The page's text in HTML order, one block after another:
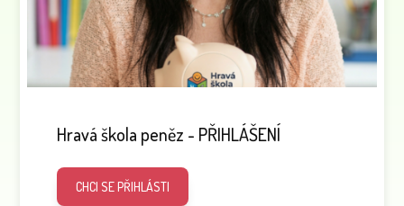
Hravá škola peněz - PŘIHLÁŠENÍ
CHCI SE PŘIHLÁSTI